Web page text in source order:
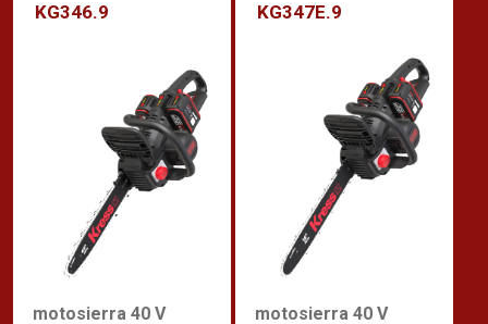
KG346.9
motosierra 40 V
KG347E.9
motosierra 40 V